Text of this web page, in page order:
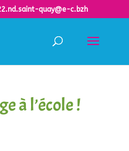
quay@e-c.bzh
à l’école !